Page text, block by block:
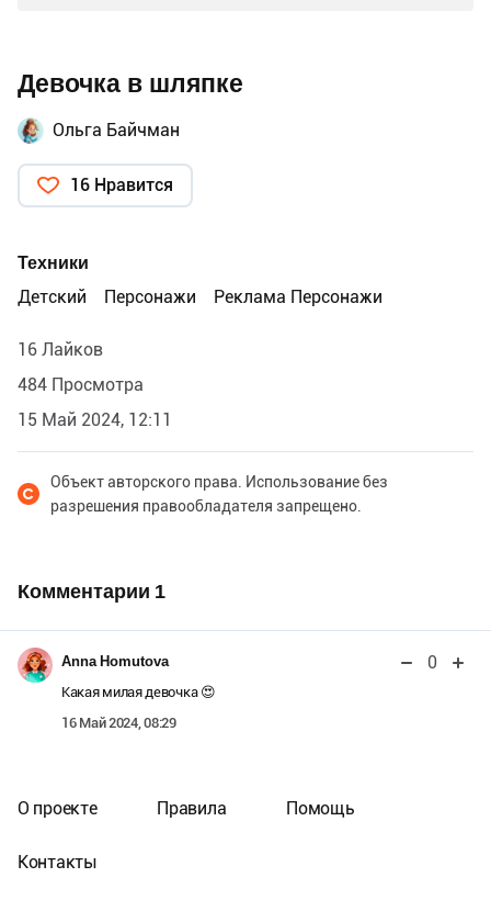
Девочка в шляпке
Ольга Байчман
16 Нравится
Техники
Детский
Персонажи Реклама Персонажи
16 Лайков
484 Просмотра
15 Май 2024, 12:11
Объект авторского права. Использование без
разрешения правообладателя запрещено.
Комментарии 1
Anna Homutova 0
Какая милая девочка 😍
16 Май 2024, 08:29
О проекте Правила Помощь
Контакты